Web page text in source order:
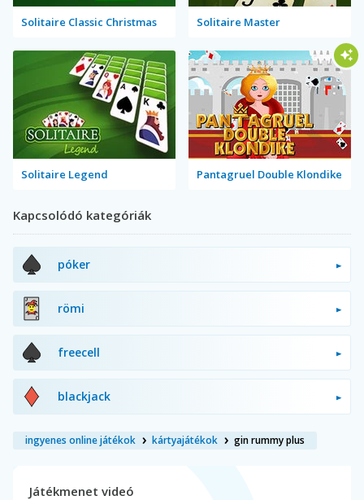
Solitaire Classic Christmas Solitaire Master
Solitaire Legend Pantagruel Double Klondike
Kapcsolódó kategóriák
póker
römi
freecell
blackjack
ingyenes online játékok kártyajátékok gin rummy plus
Játékmenet videó